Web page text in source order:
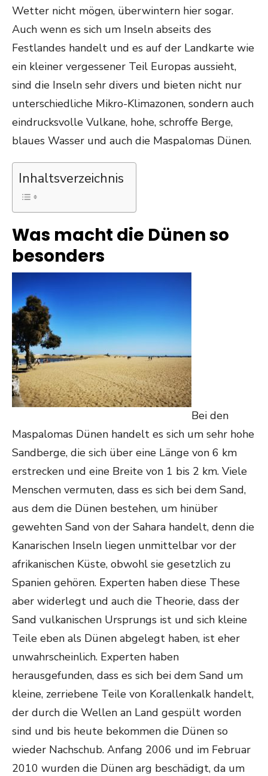
Wetter nicht mögen, überwintern hier sogar.
Auch wenn es sich um Inseln abseits des
Festlandes handelt und es auf der Landkarte wie
ein kleiner vergessener Teil Europas aussieht,
sind die Inseln sehr divers und bieten nicht nur
unterschiedliche Mikro-Klimazonen, sondern auch
eindrucksvolle Vulkane, hohe, schroffe Berge,
blaues Wasser und auch die Maspalomas Dünen.
Inhaltsverzeichnis
Was macht die Dünen so
besonders
Bei den
Maspalomas Dünen handelt es sich um sehr hohe
Sandberge, die sich über eine Länge von 6 km
erstrecken und eine Breite von 1 bis 2 km. Viele
Menschen vermuten, dass es sich bei dem Sand,
aus dem die Dünen bestehen, um hinüber
gewehten Sand von der Sahara handelt, denn die
Kanarischen Inseln liegen unmittelbar vor der
afrikanischen Küste, obwohl sie gesetzlich zu
Spanien gehören. Experten haben diese These
aber widerlegt und auch die Theorie, dass der
Sand vulkanischen Ursprungs ist und sich kleine
Teile eben als Dünen abgelegt haben, ist eher
unwahrscheinlich. Experten haben
herausgefunden, dass es sich bei dem Sand um
kleine, zerriebene Teile von Korallenkalk handelt,
der durch die Wellen an Land gespült worden
sind und bis heute bekommen die Dünen so
wieder Nachschub. Anfang 2006 und im Februar
2010 wurden die Dünen arg beschädigt, da um